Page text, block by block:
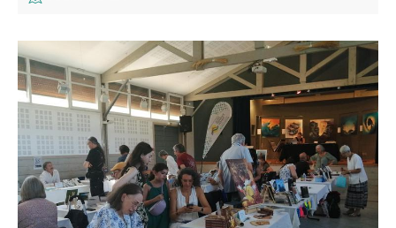
Book fair with numerous authors. Meetings, interviews,
reading area, exhibition. Catering on site.